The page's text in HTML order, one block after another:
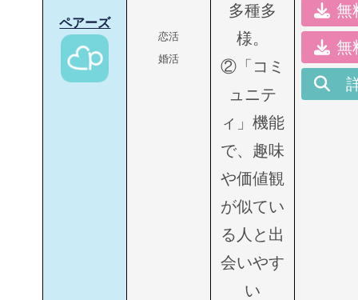
ペアーズ
恋活
婚活
多種多
様。
②「コミ
ュニテ
ィ」機能
で、趣味
や価値観
が似てい
る人と出
会いやす
い
無
無